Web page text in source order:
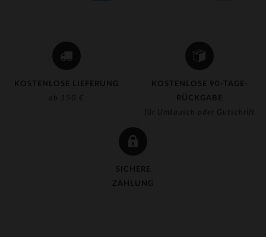
KOSTENLOSE LIEFERUNG
ab 150 €
KOSTENLOSE 90-TAGE-
RÜCKGABE
für Umtausch oder Gutschrift
SICHERE
ZAHLUNG